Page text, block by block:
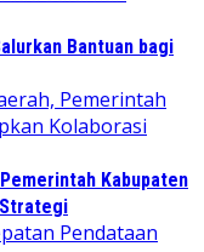
Bantuan bagi
Kabupaten
Strategi